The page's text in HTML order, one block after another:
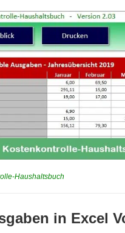
Haushaltsbuch
in Excel